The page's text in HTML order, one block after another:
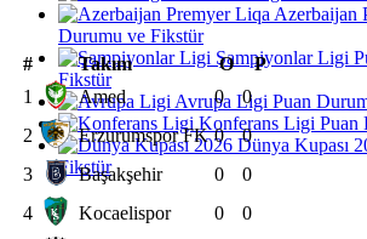
Azerbaijan
Durumu ve Fikstür
Şampiyonlar Ligi
Fikstür
Avrupa Ligi Puan
Konferans Ligi Puan
Dünya Kupası
Fikstür
# Takım O
P
1
Amed 0
0
2
Erzurumspor FK 0
0
3
Başakşehir 0
0
4
Kocaelispor 0
0